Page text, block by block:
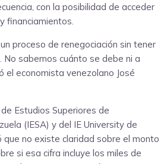
con la posibilidad de acceder
financiamientos.
proceso de renegociación sin tener
No sabemos cuánto se debe ni a
el economista venezolano José
Estudios Superiores de
(IESA) y del IE University de
que no existe claridad sobre el monto
si esa cifra incluye los miles de